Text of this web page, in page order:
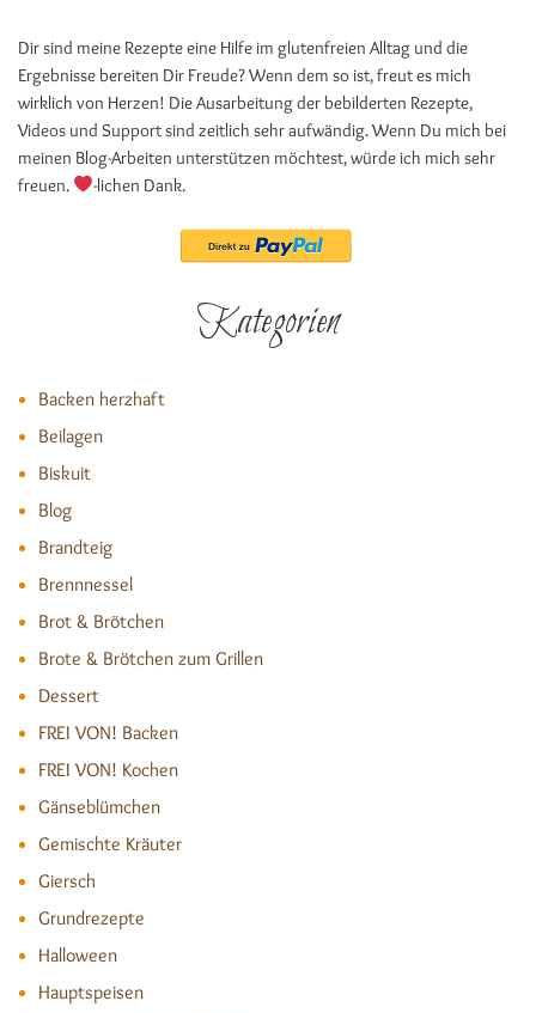
Dir sind meine Rezepte eine Hilfe im glutenfreien Alltag und die
Ergebnisse bereiten Dir Freude? Wenn dem so ist, freut es mich
wirklich von Herzen! Die Ausarbeitung der bebilderten Rezepte,
Videos und Support sind zeitlich sehr aufwändig. Wenn Du mich bei
meinen Blog-Arbeiten unterstützen möchtest, würde ich mich sehr
freuen.
-lichen Dank.
Kategorien
Backen herzhaft
Beilagen
Biskuit
Blog
Brandteig
Brennnessel
Brot & Brötchen
Brote & Brötchen zum Grillen
Dessert
FREI VON! Backen
FREI VON! Kochen
Gänseblümchen
Gemischte Kräuter
Giersch
Grundrezepte
Halloween
Hauptspeisen